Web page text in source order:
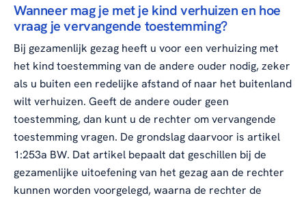
Wanneer mag je met je kind verhuizen en hoe
vraag je vervangende toestemming?
Bij gezamenlijk gezag heeft u voor een verhuizing met
het kind toestemming van de andere ouder nodig, zeker
als u buiten een redelijke afstand of naar het buitenland
wilt verhuizen. Geeft de andere ouder geen
toestemming, dan kunt u de rechter om vervangende
toestemming vragen. De grondslag daarvoor is artikel
1:253a BW. Dat artikel bepaalt dat geschillen bij de
gezamenlijke uitoefening van het gezag aan de rechter
kunnen worden voorgelegd, waarna de rechter de